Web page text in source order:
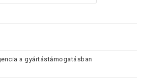
a gyártástámogatásban